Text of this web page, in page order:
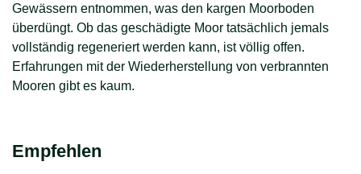
Gewässern entnommen, was den kargen Moorboden
überdüngt. Ob das geschädigte Moor tatsächlich jemals
vollständig regeneriert werden kann, ist völlig offen.
Erfahrungen mit der Wiederherstellung von verbrannten
Mooren gibt es kaum.
Empfehlen